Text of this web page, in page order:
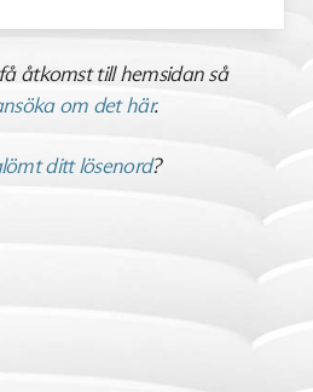
åtkomst till hemsidan så
om det här.
ditt lösenord?